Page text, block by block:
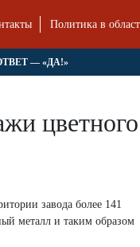
Политика в
— «ДА!»
завода более 141
металл и таким образом